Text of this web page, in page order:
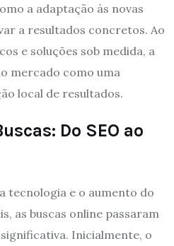
a adaptação às novas
a resultados concretos. Ao
e soluções sob medida, a
mercado como uma
local de resultados.
Do SEO ao
tecnologia e o aumento do
as buscas online passaram
Inicialmente, o